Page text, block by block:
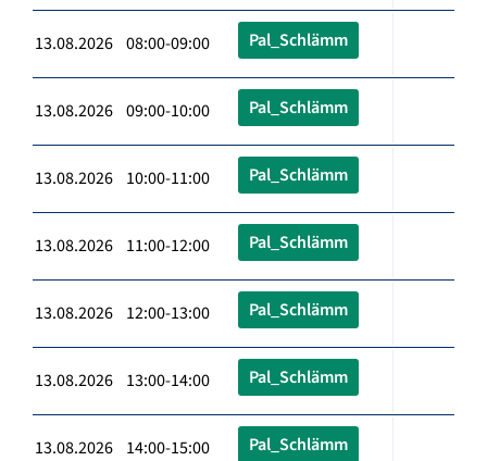
13.08.2026 08:00-09:00 Pal_Schlämm
13.08.2026 09:00-10:00 Pal_Schlämm
13.08.2026 10:00-11:00 Pal_Schlämm
13.08.2026 11:00-12:00 Pal_Schlämm
13.08.2026 12:00-13:00 Pal_Schlämm
13.08.2026 13:00-14:00 Pal_Schlämm
13.08.2026 14:00-15:00 Pal_Schlämm